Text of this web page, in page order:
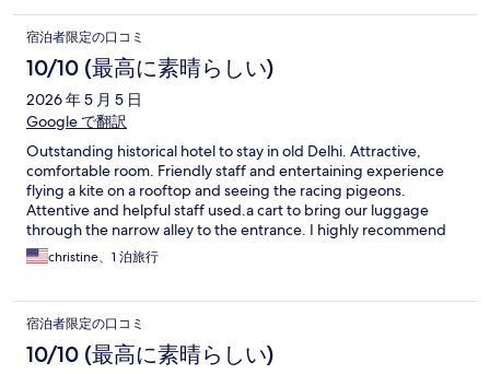
宿泊者限定の口コミ
10/10 (最高に素晴らしい)
2026 年 5 月 5 日
Google で翻訳
Outstanding historical hotel to stay in old Delhi. Attractive,
comfortable room. Friendly staff and entertaining experience
flying a kite on a rooftop and seeing the racing pigeons.
Attentive and helpful staff used.a cart to bring our luggage
through the narrow alley to the entrance. I highly recommend
the stay for someone's first visit to Old Delhi.
christine、1 泊旅行
宿泊者限定の口コミ
10/10 (最高に素晴らしい)